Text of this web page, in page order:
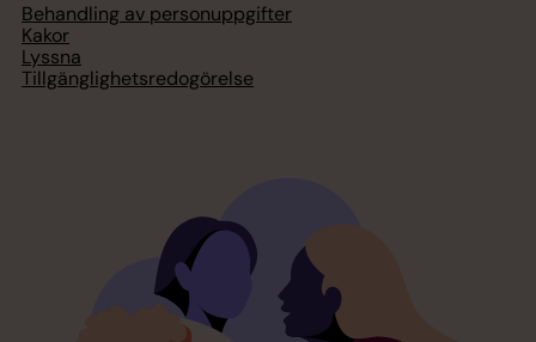
Behandling av personuppgifter
Kakor
Lyssna
Tillgänglighetsredogörelse